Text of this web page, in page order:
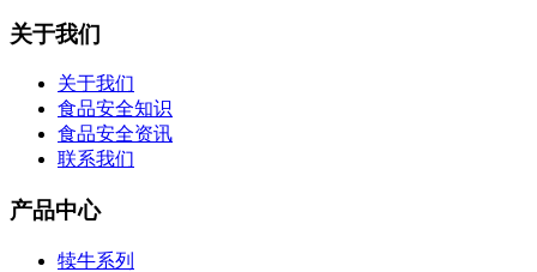
关于我们
关于我们
食品安全知识
食品安全资讯
联系我们
产品中心
犊牛系列